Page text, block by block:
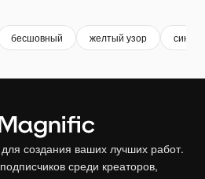
бесшовный желтый узор синий
создания ваших лучших работ.
среди креаторов,